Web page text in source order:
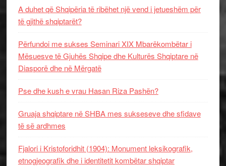
A duhet që Shqipëria të ribëhet një vend i jetueshëm për
të gjithë shqiptarët?
Përfundoi me sukses Seminari XIX Mbarëkombëtar i
Mësuesve të Gjuhës Shqipe dhe Kulturës Shqiptare në
Diasporë dhe në Mërgatë
Pse dhe kush e vrau Hasan Riza Pashën?
Gruaja shqiptare në SHBA mes sukseseve dhe sfidave
të së ardhmes
Fjalori i Kristoforidhit (1904): Monument leksikografik,
etnogjeografik dhe i identitetit kombëtar shqiptar